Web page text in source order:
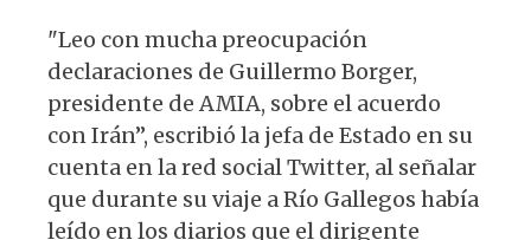
"Leo con mucha preocupación
declaraciones de Guillermo Borger,
presidente de AMIA, sobre el acuerdo
con Irán”, escribió la jefa de Estado en su
cuenta en la red social Twitter, al señalar
que durante su viaje a Río Gallegos había
leído en los diarios que el dirigente